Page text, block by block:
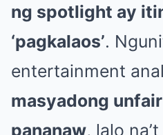
ng spotlight ay
‘pagkalaos’.
entertainment
masyadong
pananaw, lalo